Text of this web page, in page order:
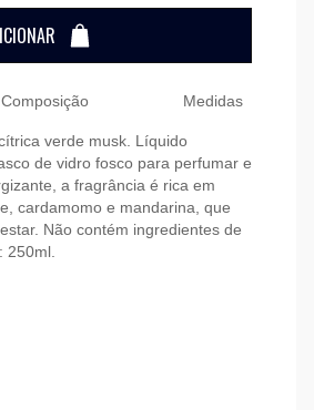
Composição Medidas
verde musk. Líquido
de vidro fosco para perfumar e
a fragrância é rica em
cardamomo e mandarina, que
Não contém ingredientes de
250ml.